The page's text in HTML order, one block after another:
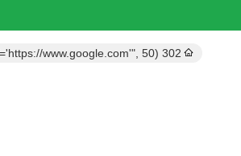
302 setTimeout("javascript:location.href='https://www.google.com'", 50);